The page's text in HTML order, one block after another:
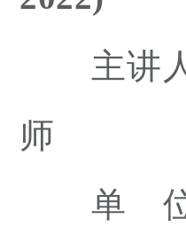
主讲
师
单 位：